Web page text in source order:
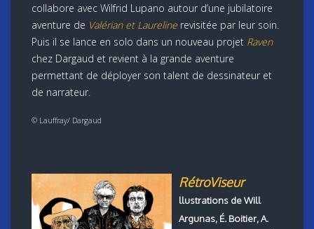
collabore avec Wilfrid Lupano autour d’une jubilatoire
aventure de Valérian et Laureline revisitée par leur soin.
Puis il se lance en solo dans un nouveau projet Raven
chez Dargaud et revient à la grande aventure
permettant de déployer son talent de dessinateur et
de narrateur.
© Lauffray/ Dargaud
RétroViseur
llustrations de Will
Argunas, É. Boitier, A.